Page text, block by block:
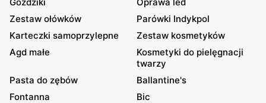
Zestaw ołówków
Parówki Indykpol
Karteczki samoprzylepne
Zestaw kosmetyków
Agd małe
Kosmetyki do pielęgnacji
twarzy
Pasta do zębów
Ballantine's
Fontanna
Bic